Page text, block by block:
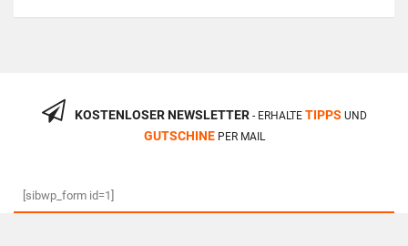
KOSTENLOSER NEWSLETTER- ERHALTE TIPPS UND
GUTSCHINEPER MAIL
[sibwp_form id=1]